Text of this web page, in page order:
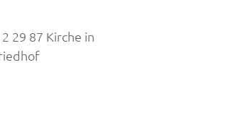
29 87 Kirche in